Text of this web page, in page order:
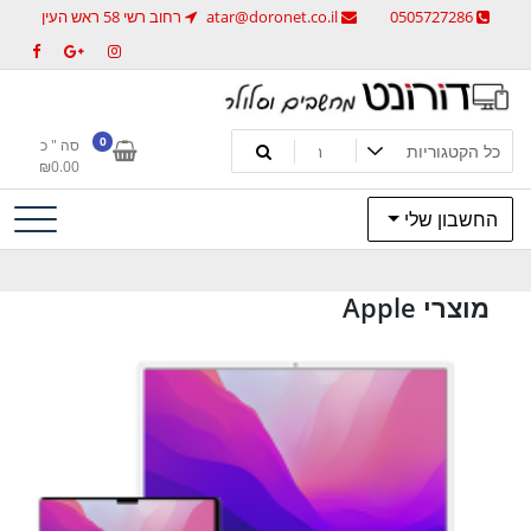
0505727286
atar@doronet.co.il רחוב רשי 58 ראש העין
דורונט מחשבים וסלולר
מחשבים וסלולר 0
סה " כ
₪0.00
החשבון שלי
מוצרי Apple